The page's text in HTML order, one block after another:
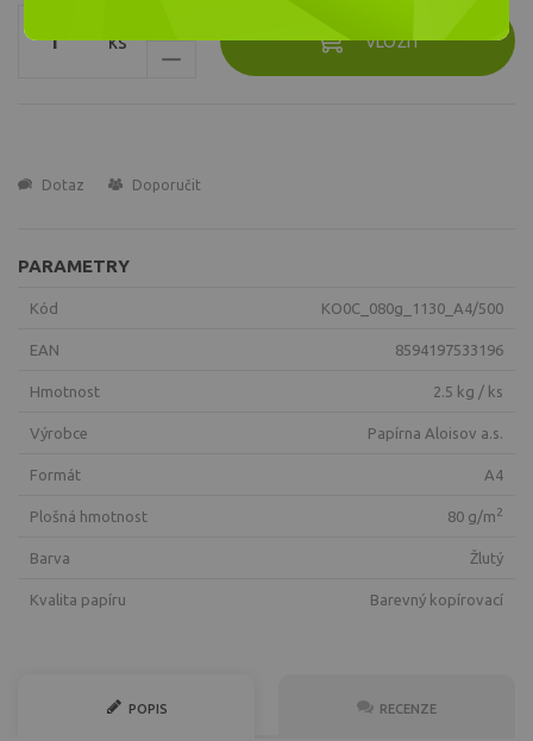
ks VLOŽIT
Dotaz Doporučit
PARAMETRY
Kód KO0C_080g_1130_A4/500
EAN 8594197533196
Hmotnost 2.5 kg / ks
Výrobce Papírna Aloisov a.s.
Formát A4
Plošná hmotnost 80 g/m2
Barva žlutý
Kvalita papíru Barevný kopírovací
POPIS RECENZE